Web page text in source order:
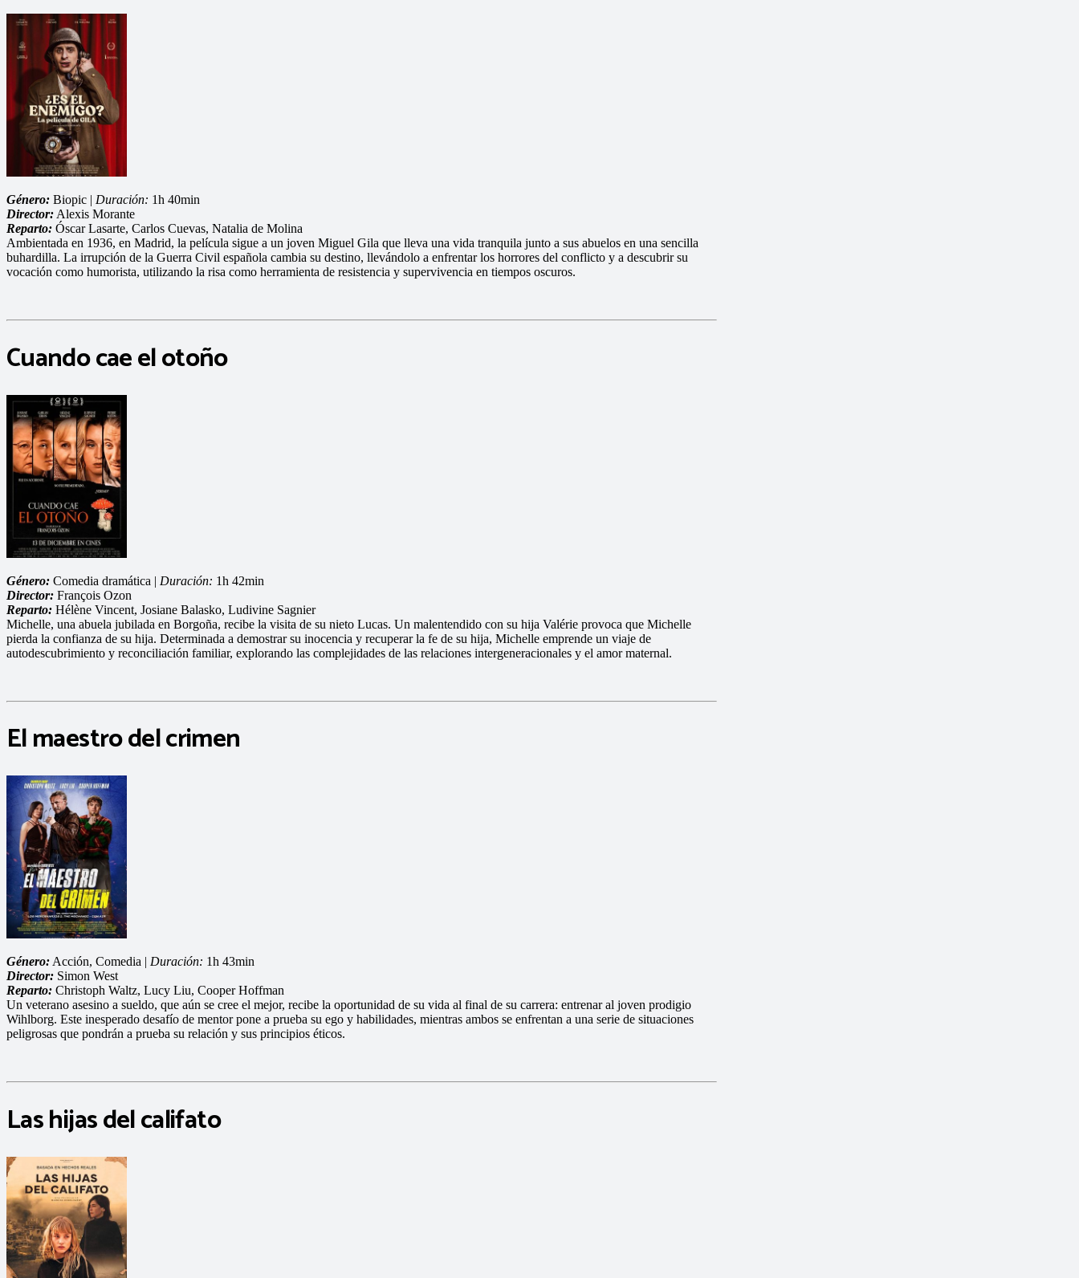
Género: Biopic | Duración: 1h 40min
Director: Alexis Morante
Reparto: Óscar Lasarte, Carlos Cuevas, Natalia de Molina
Ambientada en 1936, en Madrid, la película sigue a un joven Miguel Gila que lleva una vida tranquila junto a sus abuelos en una sencilla
buhardilla. La irrupción de la Guerra Civil española cambia su destino, llevándolo a enfrentar los horrores del conflicto y a descubrir su
vocación como humorista, utilizando la risa como herramienta de resistencia y supervivencia en tiempos oscuros.
Cuando cae el otoño
Género: Comedia dramática | Duración: 1h 42min
Director: François Ozon
Reparto: Hélène Vincent, Josiane Balasko, Ludivine Sagnier
Michelle, una abuela jubilada en Borgoña, recibe la visita de su nieto Lucas. Un malentendido con su hija Valérie provoca que Michelle
pierda la confianza de su hija. Determinada a demostrar su inocencia y recuperar la fe de su hija, Michelle emprende un viaje de
autodescubrimiento y reconciliación familiar, explorando las complejidades de las relaciones intergeneracionales y el amor maternal.
El maestro del crimen
Género: Acción, Comedia | Duración: 1h 43min
Director: Simon West
Reparto: Christoph Waltz, Lucy Liu, Cooper Hoffman
Un veterano asesino a sueldo, que aún se cree el mejor, recibe la oportunidad de su vida al final de su carrera: entrenar al joven prodigio
Wihlborg. Este inesperado desafío de mentor pone a prueba su ego y habilidades, mientras ambos se enfrentan a una serie de situaciones
peligrosas que pondrán a prueba su relación y sus principios éticos.
Las hijas del califato